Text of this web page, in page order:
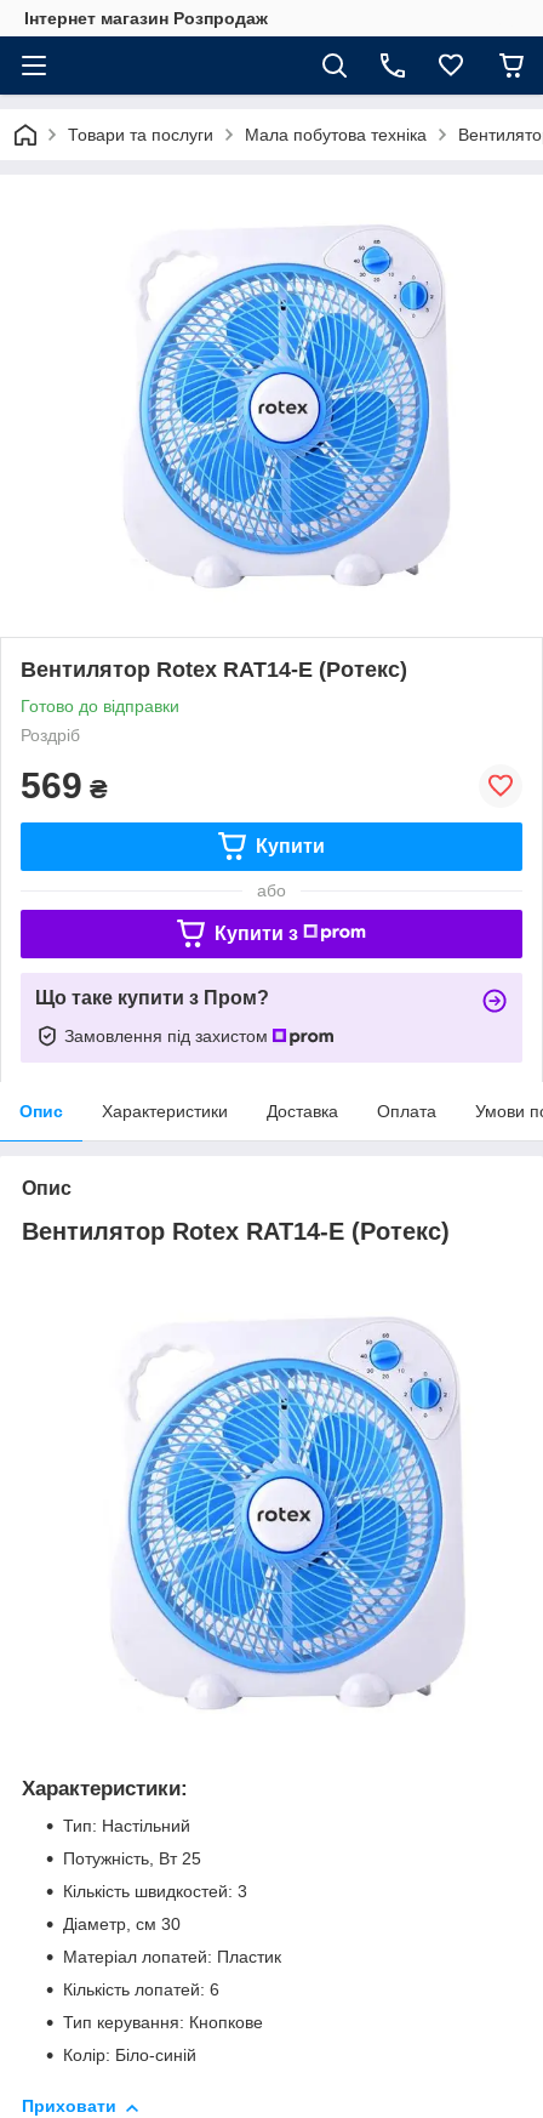
Інтернет магазин Розпродаж
Товари та послуги Мала побутова техніка
Вентилятор Rotex RAT14-E (Ротекс)
Готово до відправки
Роздріб
569 ₴
Купити
або
Купити з
Що таке купити з Пром?
Замовлення під захистом
Опис Характеристики Доставка Оплата Умови
Опис
Вентилятор Rotex RAT14-E (Ротекс)
Характеристики:
Тип: Настільний
Потужність, Вт 25
Кількість швидкостей: 3
Діаметр, см 30
Матеріал лопатей: Пластик
Кількість лопатей: 6
Тип керування: Кнопкове
Колір: Біло-синій
Приховати